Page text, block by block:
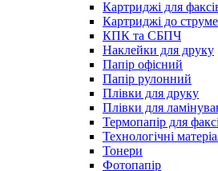
Картриджі для
Картриджі до
КПК та СБПЧ
Наклейки для друку
Папір офісний
Папір рулонний
Плівки для друку
Плівки для
Термопапір для
Технологічні
Тонери
Фотопапір